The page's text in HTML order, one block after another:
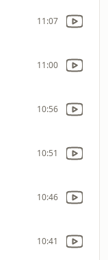
11:07
11:00
10:56
10:51
10:46
10:41